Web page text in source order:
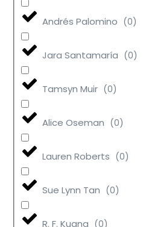
Andrés Palomino (0)
Jara Santamaría (0)
Tamsyn Muir (0)
Alice Oseman (0)
Lauren Roberts (0)
Sue Lynn Tan (0)
R. F. Kuang (0)